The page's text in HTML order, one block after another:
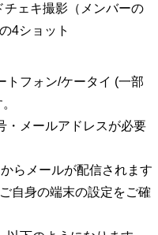
ェキ撮影（メンバーの
4ショット
トフォン/ケータイ (一部
・メールアドレスが必要
らメールが配信されます
自身の端末の設定をご確